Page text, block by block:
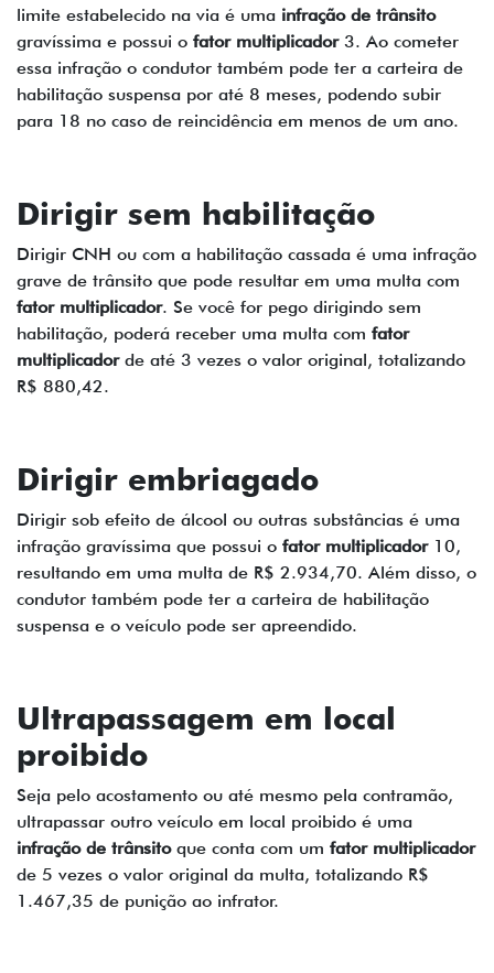
limite estabelecido na via é uma infração de trânsito
gravíssima e possui o fator multiplicador3. Ao cometer
essa infração o condutor também pode ter a carteira de
habilitação suspensa por até 8 meses, podendo subir
para 18 no caso de reincidência em menos de um ano.
Dirigir sem habilitação
Dirigir CNH ou com a habilitação cassada é uma infração
grave de trânsito que pode resultar em uma multa com
fator multiplicador. Se você for pego dirigindo sem
habilitação, poderá receber uma multa com fator
multiplicadorde até 3 vezes o valor original, totalizando
R$ 880,42.
Dirigir embriagado
Dirigir sob efeito de álcool ou outras substâncias é uma
infração gravíssima que possui o fator multiplicador10,
resultando em uma multa de R$ 2.934,70. Além disso, o
condutor também pode ter a carteira de habilitação
suspensa e o veículo pode ser apreendido.
Ultrapassagem em local
proibido
Seja pelo acostamento ou até mesmo pela contramão,
ultrapassar outro veículo em local proibido é uma
infração de trânsitoque conta com um fator multiplicador
de 5 vezes o valor original da multa, totalizando R$
1.467,35 de punição ao infrator.